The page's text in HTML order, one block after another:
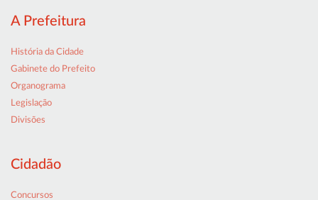
A Prefeitura
História da Cidade
Gabinete do Prefeito
Organograma
Legislação
Divisões
Cidadão
Concursos